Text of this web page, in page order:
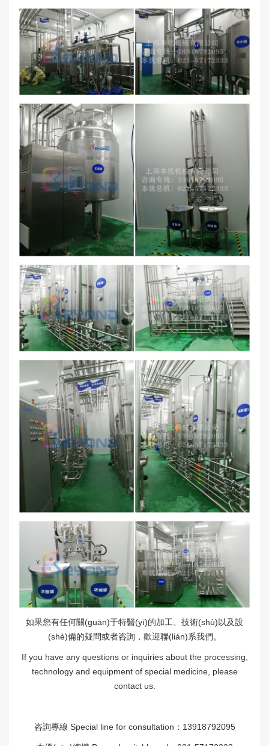
如果您有任何關(guān)于特醫(yī)的加工、技術(shù)以及設
(shè)備的疑問或者咨詢，歡迎聯(lián)系我們。
If you have any questions or inquiries about the processing,
technology and equipment of special medicine, please
contact us.
咨詢專線 Special line for consultation：13918792095